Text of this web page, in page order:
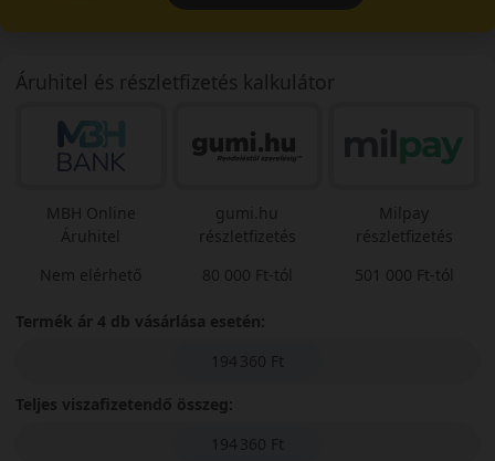
Áruhitel és részletfizetés kalkulátor
MBH Online
Áruhitel
Nem elérhető
gumi.hu
részletfizetés
80 000 Ft-tól
Milpay
részletfizetés
501 000 Ft-tól
Termék ár 4 db vásárlása esetén:
194 360 Ft
Teljes viszafizetendő összeg:
194 360 Ft